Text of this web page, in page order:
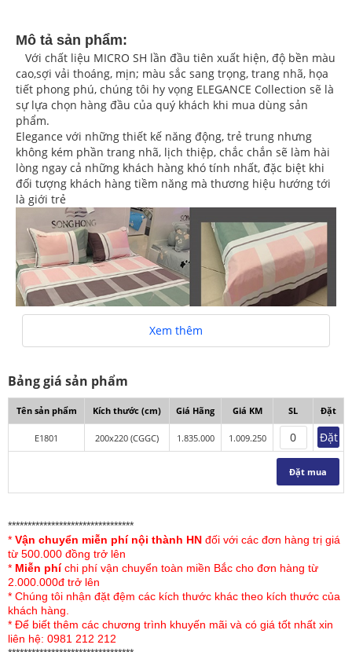
Mô tả sản phẩm:
Với chất liệu MICRO SH lần đầu tiên xuất hiện, độ bền màu
cao,sợi vải thoáng, mịn; màu sắc sang trọng, trang nhã, họa
tiết phong phú, chúng tôi hy vọng ELEGANCE Collection sẽ là
sự lựa chọn hàng đầu của quý khách khi mua dùng sản
phẩm.
Elegance với những thiết kế năng động, trẻ trung nhưng
không kém phần trang nhã, lịch thiệp, chắc chắn sẽ làm hài
lòng ngay cả những khách hàng khó tính nhất, đặc biệt khi
đối tượng khách hàng tiềm năng mà thương hiệu hướng tới
là giới trẻ
- Bộ chăn ga gối sử dụng chất liệu Micro. Nguồn nguyên liệu
trong nước, đảm bảo an toàn tuyệt đối cho người sử dụng.
- Sản phẩm có màu sắc hài hòa, gam màu sắc tinh tế, hiện
đại nhưng cũng không kém phần sang trọng đem đến cảm
-Với các gam màu hồng pha nâu đất và ghi xám, tạo cho
không gian phòng ngủ của bạn một
cảm giác ngọt ngào và lãng mạn, phù hợp cho cả nam và nữ.
- Màu sắc đa dang, trẻ trung, hài hòa phù hợp với mọi lứa
tuổi.
-Kích thước đa dạng: 1.2m, 1.4m, 1.5m, 1.6m, 1.8m, 2.0m.
Kết cấu sản phẩm:
Xem thêm
Bảng giá sản phẩm
Tên sản phẩm Kích thước (cm) Giá Hãng Giá KM SL Đặt
E1801 200x220 (CGGC) 1.835.000 1.009.250 Đặt
Đặt mua
********************************
* Vận chuyển miễn phí nội thành HN đối với các đơn hàng trị giá
từ 500.000 đồng trở lên
* Miễn phíchi phí vận chuyển toàn miền Bắc cho đơn hàng từ
2.000.000đ trở lên
* Chúng tôi nhận đặt đệm các kích thước khác theo kích thước của
khách hàng.
* Để biết thêm các chương trình khuyến mãi và có giá tốt nhất xin
liên hệ: 0981 212 212